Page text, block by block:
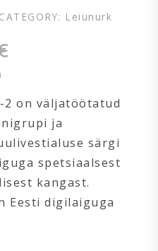
CATEGORY: Leiunurk
2 on väljatöötatud
ja
särgi
spetsiaalsest
kangast.
Eesti digilaiguga